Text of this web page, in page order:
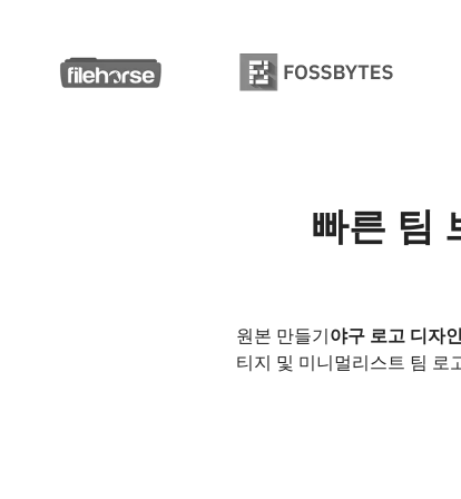
빠른 팀
원본 만들기 야구 로고 디자인
티지 및 미니멀리스트 팀 로